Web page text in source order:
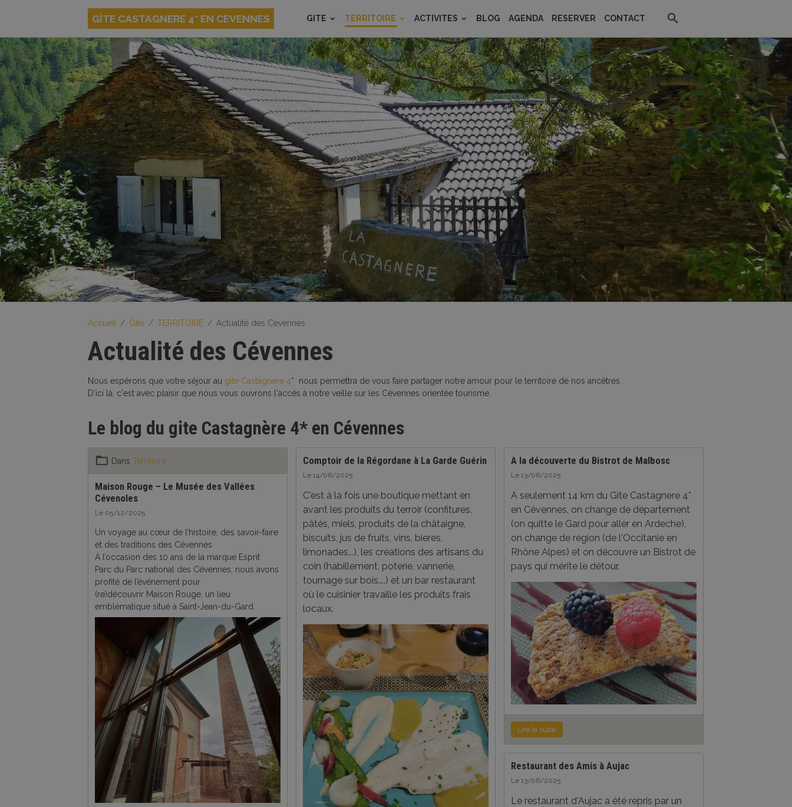
GÎTE CASTAGNERE 4* EN CEVENNES GITE TERRITOIRE ACTIVITES BLOG AGENDA RESERVER CONTACT
Accueil Gite TERRITOIRE Actualité des Cévennes
Actualité des Cévennes
Nous espérons que votre séjour au gite Castagnere 4* nous permettra de vous faire partager notre amour pour le territoire de nos ancêtres.
D'ici là, c'est avec plaisir que nous vous ouvrons l'accés à notre veille sur les Cévennes orientée tourisme.
Le blog du gite Castagnère 4* en Cévennes
Dans Territoire
Maison Rouge – Le Musée des Vallées
Cévenoles
Le 05/12/2025
Un voyage au cœur de l’histoire, des savoir-faire
et des traditions des Cévennes
À l’occasion des 10 ans de la marque Esprit
Parc du Parc national des Cévennes, nous avons
profité de l’événement pour
(re)découvrir Maison Rouge, un lieu
emblématique situé à Saint-Jean-du-Gard.
Comptoir de la Régordane à La Garde Guérin
Le 14/06/2025
C'est à la fois une boutique mettant en
avant les produits du terroir (confitures,
pâtés, miels, produits de la châtaigne,
biscuits, jus de fruits, vins, bieres,
limonades...), les créations des artisans du
coin (habillement, poterie, vannerie,
tournage sur bois....) et un bar restaurant
où le cuisinier travaille les produits frais
locaux.
A la découverte du Bistrot de Malbosc
Le 13/06/2025
A seulement 14 km du Gite Castagnere 4*
en Cévennes, on change de département
(on quitte le Gard pour aller en Ardeche),
on change de région (de l'Occitanie en
Rhône Alpes) et on découvre un Bistrot de
pays qui mérite le détour.
Lire la suite
Restaurant des Amis à Aujac
Le 13/06/2025
Le restaurant d'Aujac a été repris par un